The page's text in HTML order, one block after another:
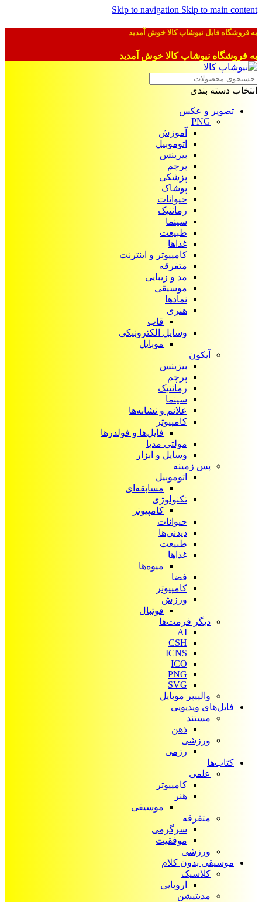
Skip to navigation Skip to main content
به فروشگاه فایل نیوشاپ کالا خوش آمدید
به فروشگاه نیوشاپ کالا خوش آمدید
انتخاب دسته بندی
تصویر و عکس
PNG
آموزش
اتوموبیل
بیزینس
پرچم
پزشکی
پوشاک
حیوانات
رمانتیک
سینما
طبیعت
غذاها
کامپیوتر و اینترنت
متفرقه
مد و زیبایی
موسیقی
نمادها
هنری
قاب
وسایل الکترونیکی
موبایل
آیکون‌
بیزینس
پرچم
رمانتیک
سینما
علائم و نشانه‌ها
کامپیوتر
فایل‌ها و فولدرها
مولتی مدیا
وسایل و ابزار
پس زمینه
اتوموبیل
مسابقه‌ای
تکنولوژی
کامپیوتر
حیوانات
دیدنی‌ها
طبیعت
غذاها
میوه‌ها
فضا
کامپیوتر
ورزش
فوتبال
دیگر فرمت‌ها
AI
CSH
ICNS
ICO
PNG
SVG
والپیپر موبایل
فایل‌های ویدیویی
مستند
ذهن
ورزشی
رزمی
کتاب‌ها
علمی
کامپیوتر
هنر
موسیقی
متفرقه
سرگرمی
موفقیت
ورزشی
موسیقی بدون کلام
کلاسیک
اروپایی
مدیتیشن